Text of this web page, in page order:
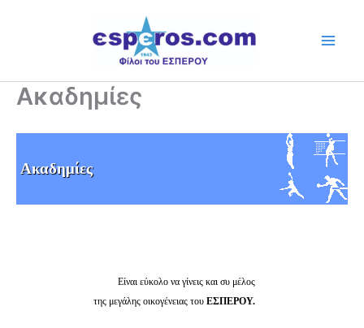
Ακαδημίες
Ακαδημίες
Είναι εύκολο να γίνεις και συ μέλος
της μεγάλης οικογένειας του ΕΣΠΕΡΟΥ.